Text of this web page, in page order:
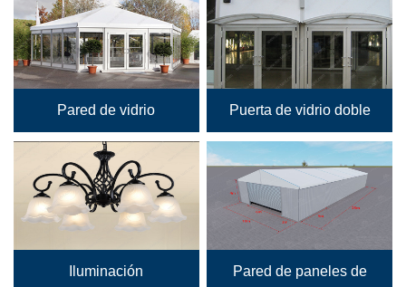
Pared de vidrio Puerta de vidrio doble
Iluminación
Pared de paneles de